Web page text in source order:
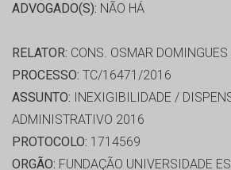
ADVOGADO(S): NÃO HÁ
RELATOR: CONS. OSMAR
PROCESSO: TC/16471/2016
ASSUNTO: INEXIGIBILIDADE /
ADMINISTRATIVO 2016
PROTOCOLO: 1714569
ORGÃO: FUNDAÇÃO UNIVERSIDADE